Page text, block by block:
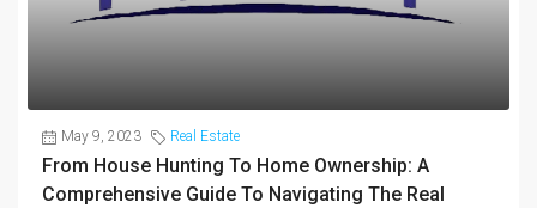
May 9, 2023 Real Estate
From House Hunting To Home Ownership: A
Comprehensive Guide To Navigating The Real